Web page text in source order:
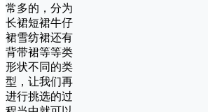
常多的，分为
长裙短裙牛仔
裙雪纺裙还有
背带裙等等类
形状不同的类
型，让我们再
进行挑选的过